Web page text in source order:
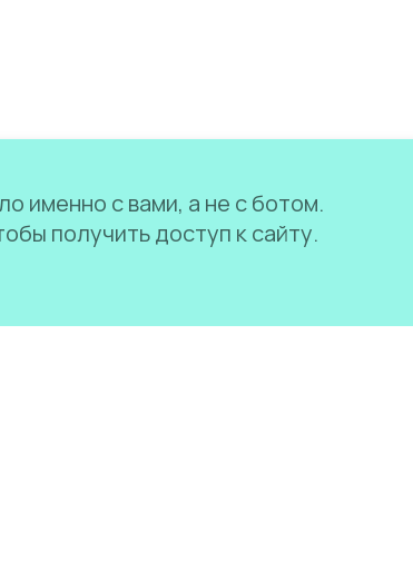
именно с вами, а не с ботом.
получить доступ к сайту.